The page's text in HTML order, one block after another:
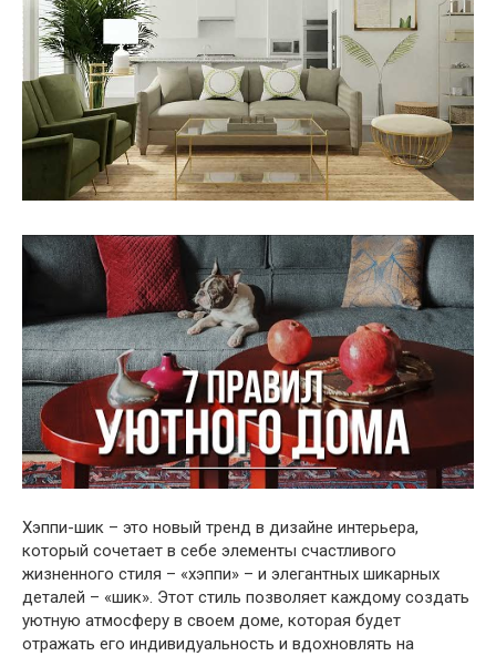
Хэппи-шик – это новый тренд в дизайне интерьера,
который сочетает в себе элементы счастливого
жизненного стиля – «хэппи» – и элегантных шикарных
деталей – «шик». Этот стиль позволяет каждому создать
уютную атмосферу в своем доме, которая будет
отражать его индивидуальность и вдохновлять на